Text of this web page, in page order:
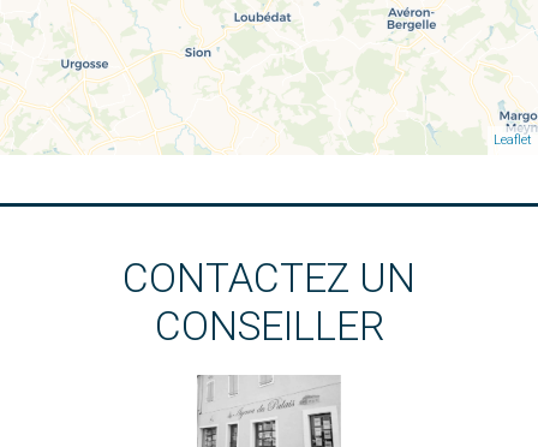
Leaflet
CONTACTEZ UN
CONSEILLER